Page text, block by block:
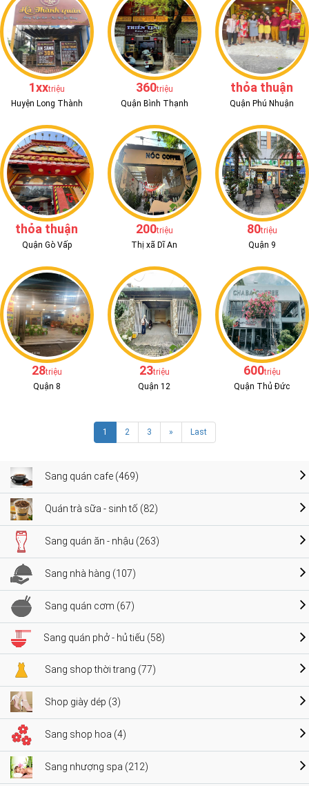
1xxtriệu
Huyện Long Thành
360triệu
Quận Bình Thạnh
thỏa thuận
Quận Phú Nhuận
thỏa thuận
Quận Gò Vấp
200triệu
Thị xã Dĩ An
80triệu
Quận 9
28triệu
Quận 8
23triệu
Quận 12
600triệu
Quận Thủ Đức
1 2 3 » Last
Sang quán cafe (469)
Quán trà sữa - sinh tố (82)
Sang quán ăn - nhậu (263)
Sang nhà hàng (107)
Sang quán cơm (67)
Sang quán phở - hủ tiếu (58)
Sang shop thời trang (77)
Shop giày dép (3)
Sang shop hoa (4)
Sang nhượng spa (212)